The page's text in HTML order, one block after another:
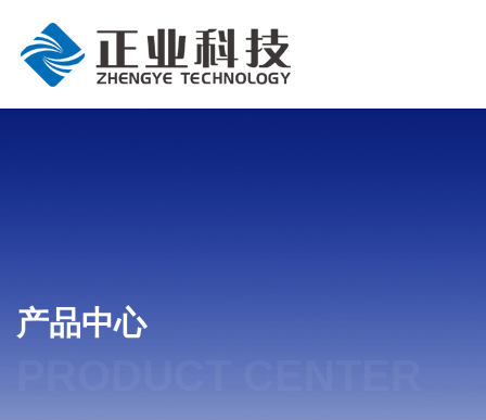
产品中心